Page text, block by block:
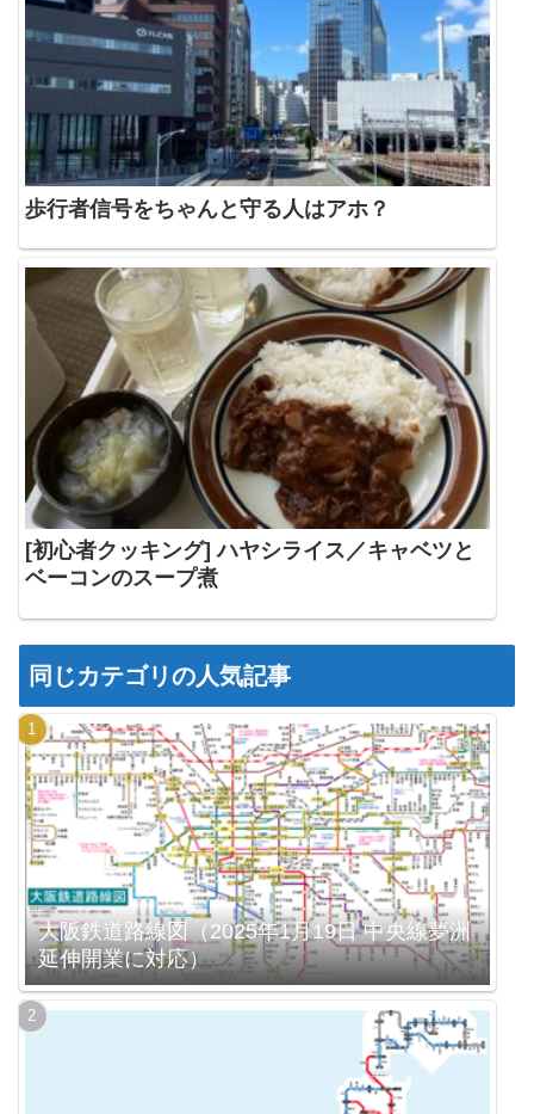
歩行者信号をちゃんと守る人はアホ？
[初心者クッキング] ハヤシライス／キャベツと
ベーコンのスープ煮
同じカテゴリの人気記事
大阪鉄道路線図（2025年1月19日 中央線夢洲
延伸開業に対応）